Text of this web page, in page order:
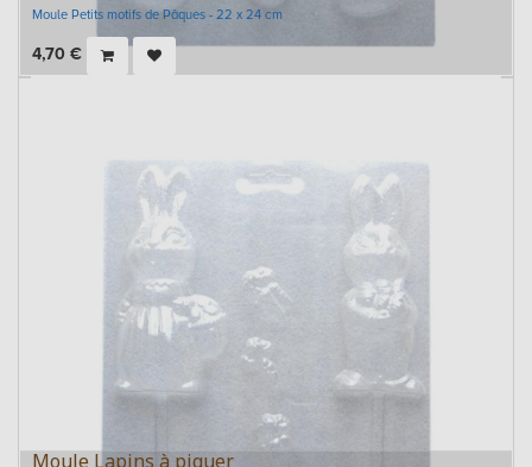
Moule Petits motifs de Pâques - 22 x 24 cm
4,70 €
Moule Lapins à piquer